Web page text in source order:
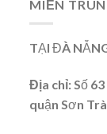
MIỀN
TẠI ĐÀ
Địa chỉ:Số
quận Sơn